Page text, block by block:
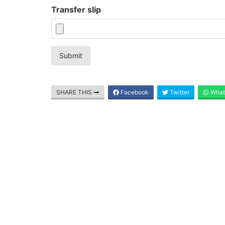
Transfer slip
Submit
SHARE THIS Facebook Twitter